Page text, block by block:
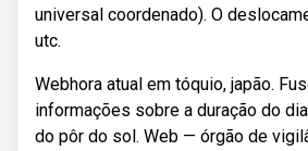
universal coordenado). O
utc.
Webhora atual em tóquio, japão.
informações sobre a duração do
do pôr do sol. Web — órgão de